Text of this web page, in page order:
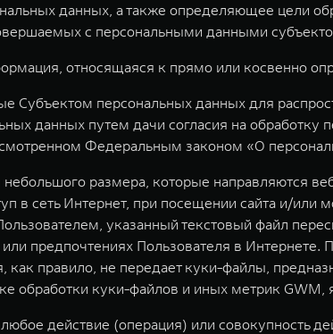
данных, а также определяющее цели
с персональными данными
относящаяся к прямо или косвенно
Субъектом персональных данных для
данных путем дачи согласия на
Федеральным законом «О
размера, которые направляются
в сеть Интернет, при посещении сайта и/
указанный текстовый файл
предпочтениях Пользователя в
как правило, не передает куки-файлы,
обработки куки-файлов и иных метрик
действие (операция) или совокупность